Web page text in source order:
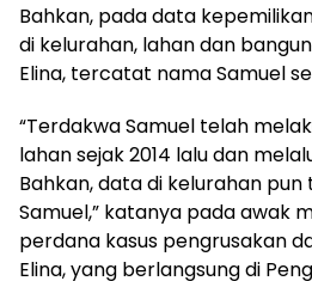
Bahkan, pada data
di kelurahan, lahan dan
Elina, tercatat nama Samuel
“Terdakwa Samuel telah
lahan sejak 2014 lalu dan
Bahkan, data di kelurahan
Samuel,” katanya pada awak
perdana kasus pengrusakan
Elina, yang berlangsung di